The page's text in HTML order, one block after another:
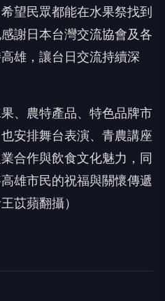
望民眾都能在水果祭找到
謝日本台灣交流協會及各
雄，讓台日交流持續深
、農特產品、特色品牌市
安排舞台表演、青農講座
合作與飲食文化魅力，同
雄市民的祝福與關懷傳遞
苡蘋翻攝）